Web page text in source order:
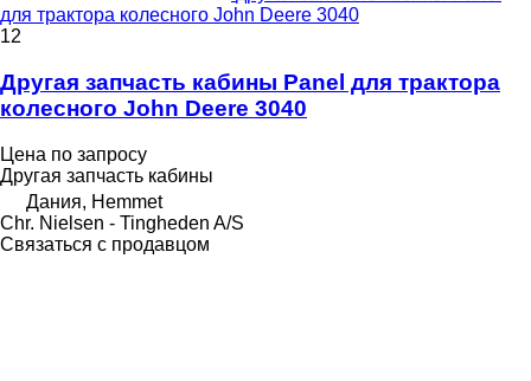
для трактора колесного John Deere 3040
12
Другая запчасть кабины Panel для трактора
колесного John Deere 3040
Цена по запросу
Другая запчасть кабины
Дания, Hemmet
Chr. Nielsen - Tingheden A/S
Связаться с продавцом